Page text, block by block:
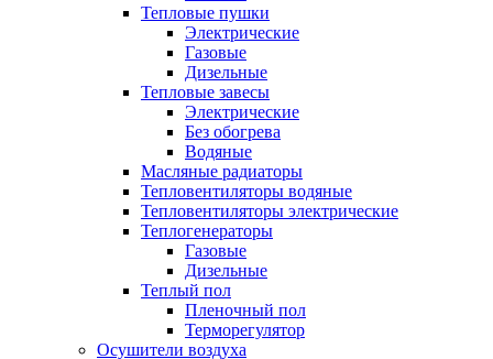
Тепловые пушки
Электрические
Газовые
Дизельные
Тепловые завесы
Электрические
Без обогрева
Водяные
Масляные радиаторы
Тепловентиляторы водяные
Тепловентиляторы электрические
Теплогенераторы
Газовые
Дизельные
Теплый пол
Пленочный пол
Терморегулятор
Осушители воздуха